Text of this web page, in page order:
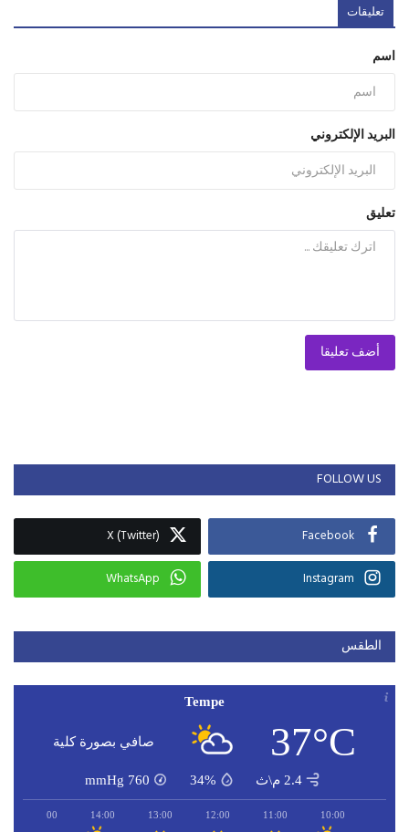
تعليقات
اسم
البريد الإلكتروني
تعليق
أضف تعليقا
FOLLOW US
Facebook
X (Twitter)
Instagram
WhatsApp
الطقس
Tempe
37°C صافي بصورة كلية
2.4 م\ث 34%
760
mmHg
10:00
11:00
12:00
13:00
14:00
15:00